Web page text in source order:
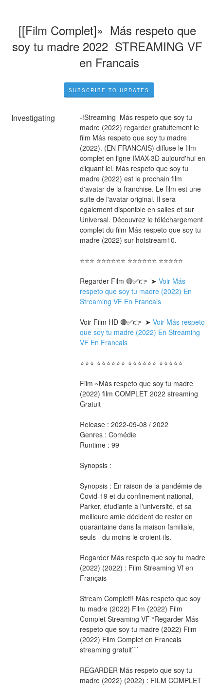
[[Film Complet]»  Más respeto que
soy tu madre 2022  STREAMING VF
en Francais
SUBSCRIBE TO UPDATES
Investigating
-!Streaming  Más respeto que soy tu
madre (2022) regarder gratuitement le
film Más respeto que soy tu madre
(2022). (EN FRANCAIS) diffuse le film
complet en ligne IMAX-3D aujourd'hui en
cliquant ici. Más respeto que soy tu
madre (2022) est le prochain film
d'avatar de la franchise. Le film est une
suite de l'avatar original. Il sera
également disponible en salles et sur
Universal. Découvrez le téléchargement
complet du film Más respeto que soy tu
madre (2022) sur hotstream10.
⭐⭐⭐ ⭐⭐⭐⭐⭐⭐ ⭐⭐⭐⭐⭐⭐ ⭐⭐⭐⭐⭐
Regarder Film 🔴✅👉  ➤ Voir Más
respeto que soy tu madre (2022) En
Streaming VF En Francais
Voir Film HD 🔴✅👉  ➤ Voir Más respeto
que soy tu madre (2022) En Streaming
VF En Francais
⭐⭐⭐ ⭐⭐⭐⭐⭐⭐ ⭐⭐⭐⭐⭐⭐ ⭐⭐⭐⭐⭐
Film ~Más respeto que soy tu madre
(2022) film COMPLET 2022 streaming
Gratuit
Release : 2022-09-08 / 2022
Genres : Comédie
Runtime : 99
Synopsis :
Synopsis : En raison de la pandémie de
Covid-19 et du confinement national,
Parker, étudiante à l'université, et sa
meilleure amie décident de rester en
quarantaine dans la maison familiale,
seuls - du moins le croient-ils.
Regarder Más respeto que soy tu madre
(2022) (2022) : Film Streaming Vf en
Français
Stream Complet!! Más respeto que soy
tu madre (2022) Film (2022) Film
Complet Streaming VF “Regarder Más
respeto que soy tu madre (2022) Film
(2022) Film Complet en Francais
streaming gratuit```
REGARDER Más respeto que soy tu
madre (2022) (2022) : FILM COMPLET